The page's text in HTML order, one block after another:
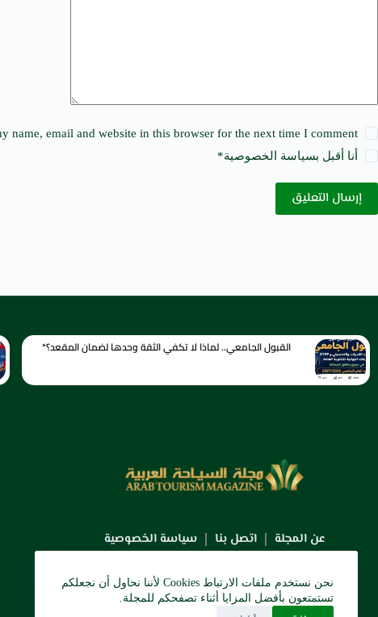
نحن نستخدم ملفات الارتباط Cookies لأننا نحاول أن نجعلكم
تستمتعون بأفضل المزايا أثناء تصفحكم للمجلة.
name, email and website in this browser for the next time I comment.
أنا أقبل بسياسة الخصوصية*
إرسال التعليق
القبول الجامعي.. لماذا لا تكفي الثقة وحدها لضمان المقعد؟*
عن المجلة اتصل بنا سياسة الخصوصية